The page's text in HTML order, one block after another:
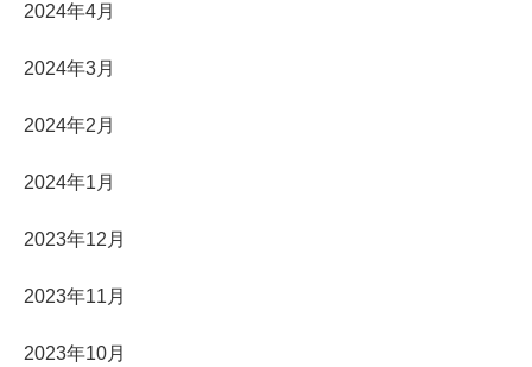
2024年4月
2024年3月
2024年2月
2024年1月
2023年12月
2023年11月
2023年10月